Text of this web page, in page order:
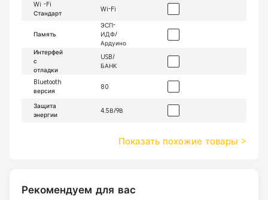
Wi -Fi
Стандарт
Wi-Fi
Память
ЭСП-
ИДФ/
Ардуино
Интерфей
с
отладки
USB/
БАНК
Bluetooth
версия
80
Защита
энергии
4.5В/9В
Показать похожие товары >
Рекомендуем для вас